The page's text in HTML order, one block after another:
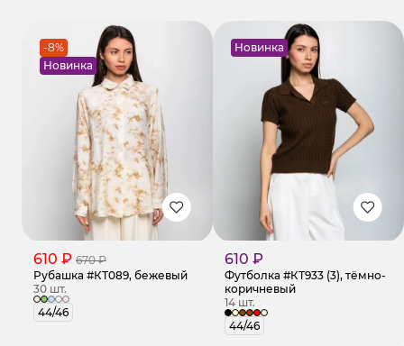
-8%
Новинка
610 ₽ 670 ₽
Рубашка #КТ089, бежевый
30 шт.
44/46
Новинка
610 ₽
Футболка #КТ933 (3), тёмно-
коричневый
14 шт.
44/46